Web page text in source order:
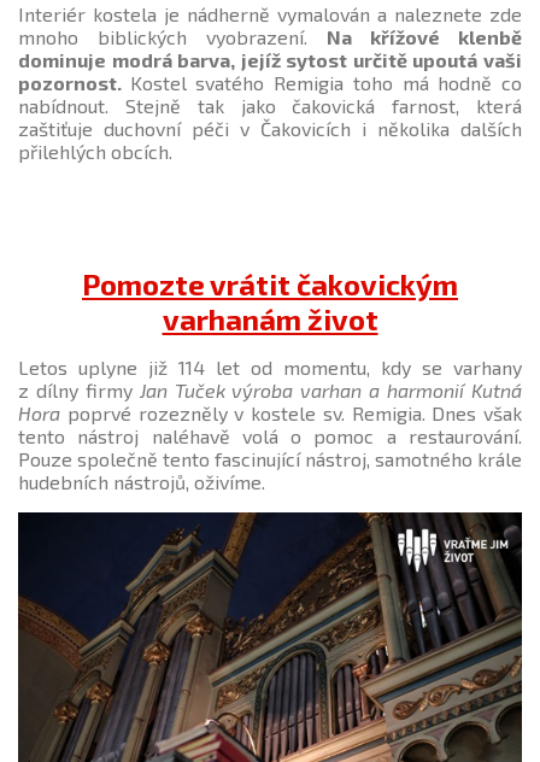
Interiér kostela je nádherně vymalován a naleznete zde
mnoho biblických vyobrazení. Na křížové klenbě
dominuje modrá barva, jejíž sytost určitě upoutá vaši
pozornost. Kostel svatého Remigia toho má hodně co
nabídnout. Stejně tak jako čakovická farnost, která
zaštiťuje duchovní péči v Čakovicích i několika dalších
přilehlých obcích.
Pomozte vrátit čakovickým
varhanám život
Letos uplyne již 114 let od momentu, kdy se varhany
z dílny firmy Jan Tuček výroba varhan a harmonií Kutná
Hora poprvé rozezněly v kostele sv. Remigia. Dnes však
tento nástroj naléhavě volá o pomoc a restaurování.
Pouze společně tento fascinující nástroj, samotného krále
hudebních nástrojů, oživíme.